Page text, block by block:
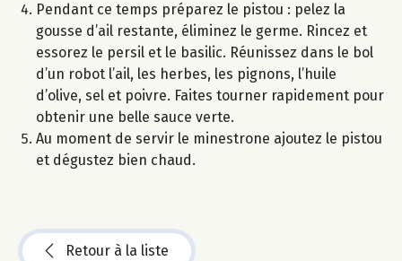
Pendant ce temps préparez le pistou : pelez la
gousse d’ail restante, éliminez le germe. Rincez et
essorez le persil et le basilic. Réunissez dans le bol
d’un robot l’ail, les herbes, les pignons, l’huile
d’olive, sel et poivre. Faites tourner rapidement pour
obtenir une belle sauce verte.
Au moment de servir le minestrone ajoutez le pistou
et dégustez bien chaud.
Retour à la liste